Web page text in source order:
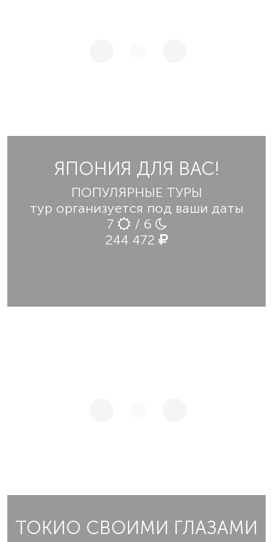
ЯПОНИЯ ДЛЯ ВАС!
ПОПУЛЯРНЫЕ ТУРЫ
тур организуется под ваши даты
7
/ 6
244 472
ТОКИО СВОИМИ ГЛАЗАМИ